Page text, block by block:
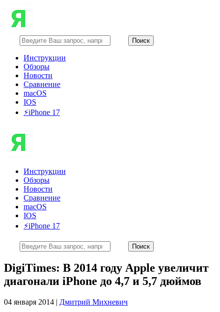
Инструкции
Обзоры
Новости
Сравнение
macOS
IOS
⚡️iPhone 17
Инструкции
Обзоры
Новости
Сравнение
macOS
IOS
⚡️iPhone 17
DigiTimes: В 2014 году Apple увеличит
диагонали iPhone до 4,7 и 5,7 дюймов
04 января 2014 | Дмитрий Михневич